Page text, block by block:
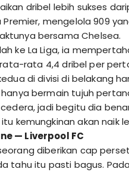
dribel lebih sukses
Premier, mengelola 909
bersama Chelsea.
ke La Liga, ia
rata 4,4 dribel per
di divisi di belakang
hanya bermain tujuh
cedera, jadi begitu dia
kemungkinan akan naik
— Liverpool FC
diberikan cap
tahu itu pasti bagus. Pada